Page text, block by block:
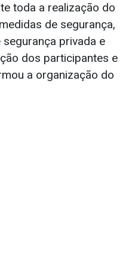
toda a realização do
de segurança,
privada e
dos participantes e
a organização do